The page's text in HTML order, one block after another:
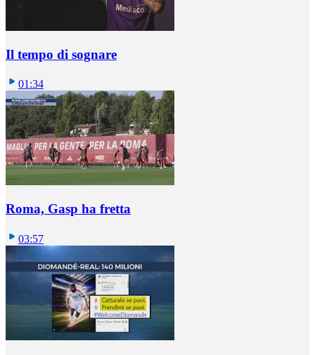
Il tempo di sognare
01:34
Roma, Gasp ha fretta
03:57